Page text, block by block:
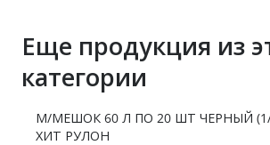
Еще продукция из
категории
М/МЕШОК 60 Л ПО 20 ШТ ЧЕРНЫЙ (1/
ХИТ РУЛОН